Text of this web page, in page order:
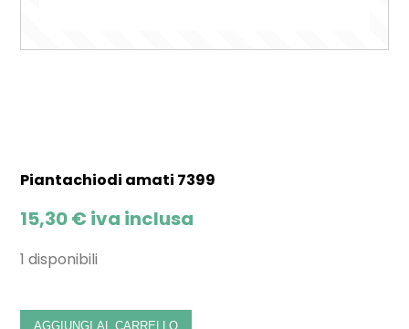
Piantachiodi amati 7399
15,30€ iva inclusa
1 disponibili
AGGIUNGI AL CARRELLO